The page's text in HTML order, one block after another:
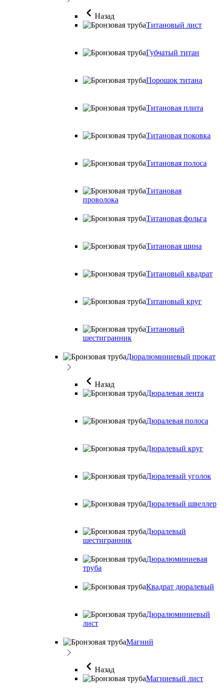
Назад
Титановый лист
Губчатый титан
Порошок титана
Титановая плита
Титановая поковка
Титановая полоса
Титановая
проволока
Титановая фольга
Титановая шина
Титановый квадрат
Титановый круг
Титановый
шестигранник
Дюралюминиевый прокат
Назад
Дюралевая лента
Дюралевая полоса
Дюралевый круг
Дюралевый уголок
Дюралевый швеллер
Дюралевый
шестигранник
Дюралюминиевая
труба
Квадрат дюралевый
Дюралюминиевый
лист
Магний
Назад
Магниевый лист